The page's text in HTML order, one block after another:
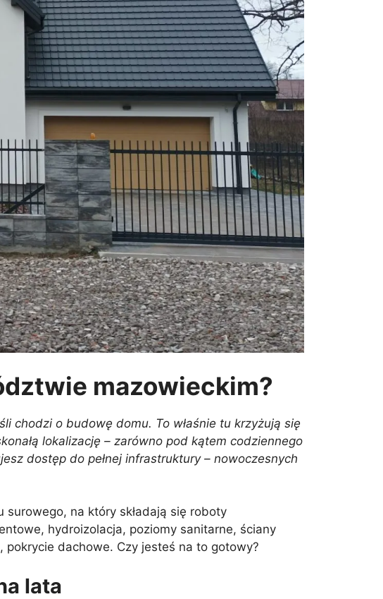
mazowieckim?
chodzi o budowę domu. To właśnie tu krzyżują się
lokalizację – zarówno pod kątem codziennego
dostęp do pełnej infrastruktury – nowoczesnych
na który składają się roboty
hydroizolacja, poziomy sanitarne, ściany
dachowe. Czy jesteś na to gotowy?
lata